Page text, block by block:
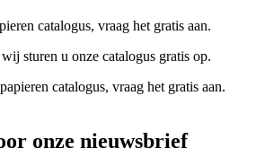
catalogus, vraag het gratis aan.
sturen u onze catalogus gratis op.
onze nieuwsbrief